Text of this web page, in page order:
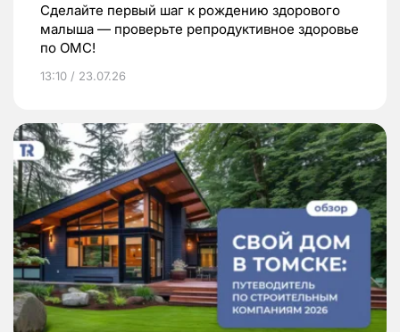
Сделайте первый шаг к рождению здорового
малыша — проверьте репродуктивное здоровье
по ОМС!
13:10 / 23.07.26